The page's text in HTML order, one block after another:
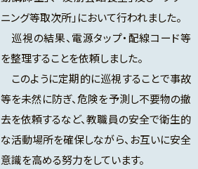
ニング等取次所」において行われました。
巡視の結果、電源タップ・配線コード等
を整理することを依頼しました。
このように定期的に巡視することで事故
等を未然に防ぎ、危険を予測し不要物の撤
去を依頼するなど、教職員の安全で衛生的
な活動場所を確保しながら、お互いに安全
意識を高める努力をしています。